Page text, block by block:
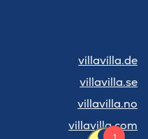
villavilla.de
villavilla.se
villavilla.no
villavilla.com